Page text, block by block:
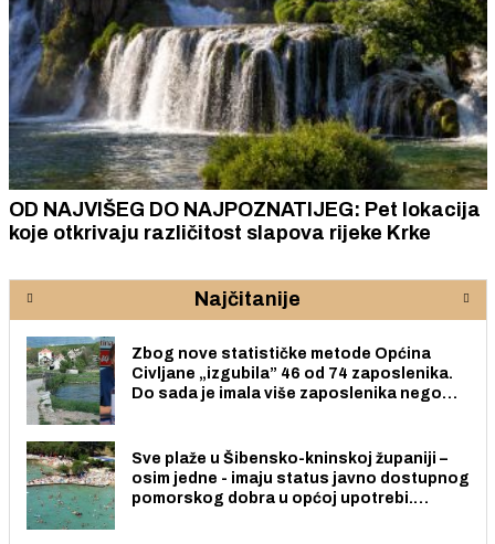
OD NAJVIŠEG DO NAJPOZNATIJEG: Pet lokacija
koje otkrivaju različitost slapova rijeke Krke
Najčitanije
Zbog nove statističke metode Općina
Civljane „izgubila” 46 od 74 zaposlenika.
Do sada je imala više zaposlenika nego
Sve plaže u Šibensko-kninskoj županiji –
osim jedne - imaju status javno dostupnog
pomorskog dobra u općoj upotrebi.